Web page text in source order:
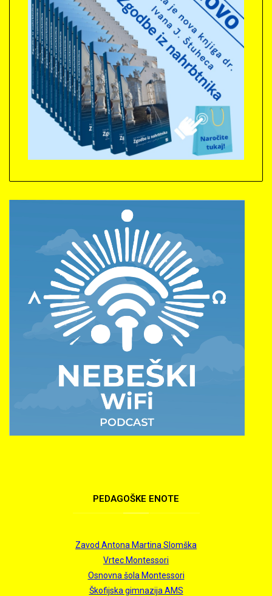
PEDAGOŠKE ENOTE
Zavod Antona Martina Slomška
Vrtec Montessori
Osnovna šola Montessori
Škofijska gimnazija AMS